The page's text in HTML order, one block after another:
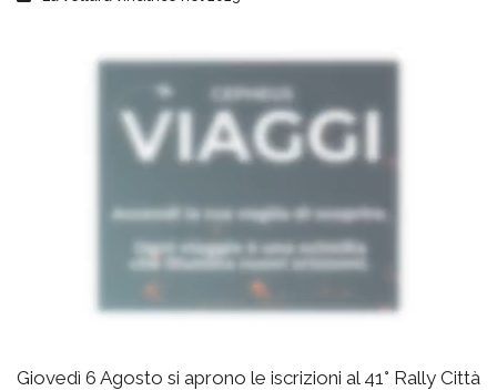
Giovedì 6 Agosto si aprono le iscrizioni al 41° Rally Città